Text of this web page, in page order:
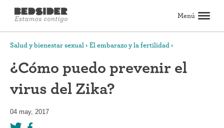
Menú
Anticonceptivos
Explorar métodos anticonceptivos
Comparar anticonceptivos
Cómo obtener métodos anticonceptivos
Artículos sobre anticonceptivos
Testimonios de métodos anticonceptivos
Ver todos
El aborto
Todo sobre el aborto
La píldora abortiva: Lo que puedes esperar
El procedimiento de aborto: Lo que puedes esperar
La píldora vs. el procedimiento: Cómo tomar la decisión
Preguntas comunes sobre el aborto
Artículos sobre el aborto
Ver todos
El sexo y las relaciones
Buscar
Salud y bienestar sexual El embarazo y la fertilidad
¿Cómo puedo prevenir el
virus del Zika?
04 may, 2017